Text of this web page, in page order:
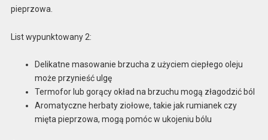
pieprzowa.
List wypunktowany 2:
Delikatne masowanie brzucha z użyciem ciepłego oleju
może przynieść ulgę
Termofor lub gorący okład na brzuchu mogą złagodzić ból
Aromatyczne herbaty ziołowe, takie jak rumianek czy
mięta pieprzowa, mogą pomóc w ukojeniu bólu